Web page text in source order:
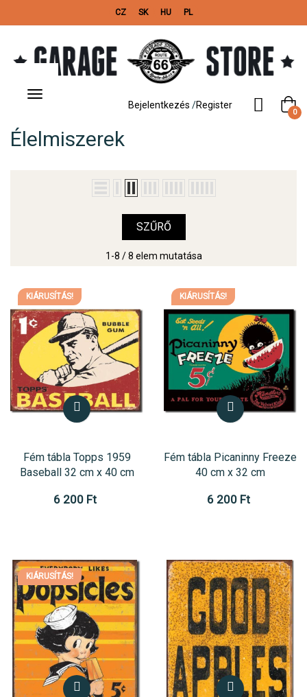
CZ SK HU PL
Bejelentkezés /Register
0
Toggle
Élelmiszerek
SZŰRŐ
1-8 / 8 elem mutatása
KIÁRUSÍTÁS!
Fém tábla Topps 1959
Baseball 32 cm x 40 cm
6 200 Ft
KIÁRUSÍTÁS!
Fém tábla Picaninny Freeze
40 cm x 32 cm
6 200 Ft
KIÁRUSÍTÁS!